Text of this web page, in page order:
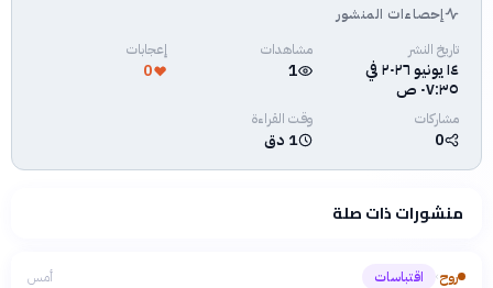
فلسفتنا المعرفية·سياسة الذكاء الاصطناعيإحصاءات المنشور
تاريخ النشر
١٤ يونيو ٢٠٢٦ في
٠٧:٣٥ ص
مشاهدات
1
إعجابات
0
مشاركات
0
وقت القراءة
1 دق
منشورات ذات صلة
روح› اقتباسات أمس